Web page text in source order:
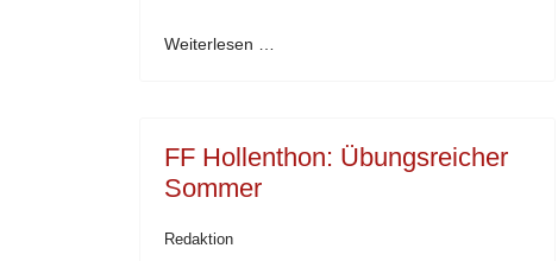
Weiterlesen …
FF Hollenthon: Übungsreicher
Sommer
Redaktion